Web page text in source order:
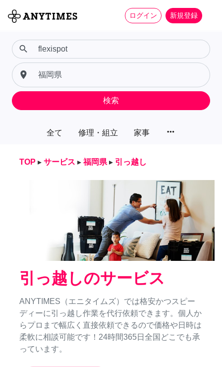
ログイン 新規登録
全て 修理・組立 家事 more_horiz
search
place
検索
TOP ▸ サービス ▸ 福岡県 ▸ 引っ越し
引っ越しのサービス
ANYTIMES（エニタイムズ）では格安かつスピー
ディーに引っ越し作業を代行依頼できます。個人か
らプロまで幅広く直接依頼できるので価格や日時は
柔軟に相談可能です！24時間365日全国どこでも承
っています。